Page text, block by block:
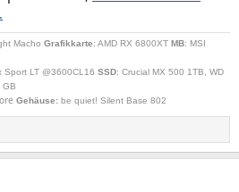
Macho Grafikkarte: AMD RX 6800XT MB: MSI
Sport LT @3600CL16 SSD: Crucial MX 500 1TB, WD
GB
Gehäuse: be quiet! Silent Base 802